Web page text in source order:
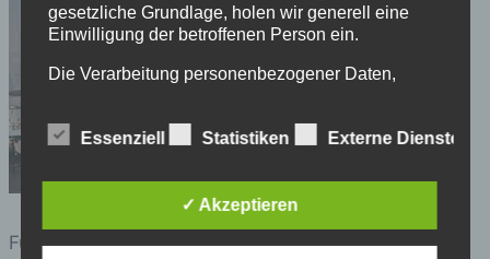
Fun Horns 2
gesetzliche Grundlage, holen wir generell eine
Einwilligung der betroffenen Person ein.
Die Verarbeitung personenbezogener Daten,
Person, erfolgt stets im Einklang mit der
Übereinstimmung mit den für uns geltenden
landesspezifischen Datenschutzbestimmungen.
Mittels dieser Datenschutzerklärung möchte unser
Unternehmen die Öffentlichkeit über Art, Umfang
Essenziell Statistiken Externe Dienste
✓ Akzeptieren